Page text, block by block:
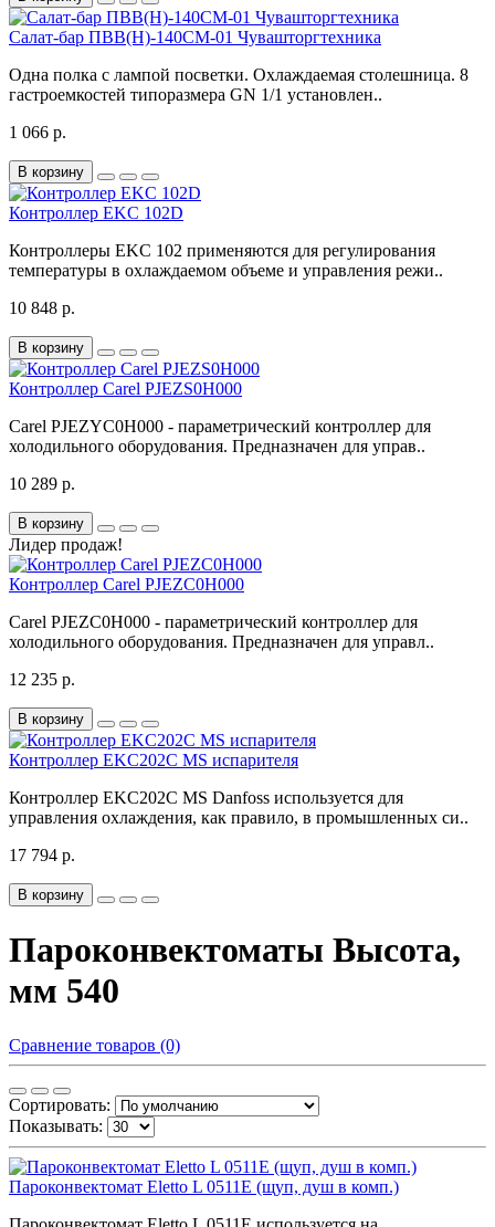
Салат-бар ПВВ(Н)-140СМ-01 Чувашторгтехника
Одна полка с лампой посветки. Охлаждаемая столешница. 8
гастроемкостей типоразмера GN 1/1 установлен..
1 066 р.
В корзину
Контроллер EKC 102D
Контроллеры EKC 102 применяются для регулирования
температуры в охлаждаемом объеме и управления режи..
10 848 р.
В корзину
Контроллер Carel PJEZS0H000
Carel PJEZYC0H000 - параметрический контроллер для
холодильного оборудования. Предназначен для управ..
10 289 р.
В корзину
Лидер продаж!
Контроллер Carel PJEZC0H000
Carel PJEZC0H000 - параметрический контроллер для
холодильного оборудования. Предназначен для управл..
12 235 р.
В корзину
Контроллер EKC202C MS испарителя
Контроллер EKC202C MS Danfoss используется для
управления охлаждения, как правило, в промышленных си..
17 794 р.
В корзину
Пароконвектоматы Высота,
мм 540
Сравнение товаров (0)
Сортировать:
Показывать:
Пароконвектомат Eletto L 0511E (щуп, душ в комп.)